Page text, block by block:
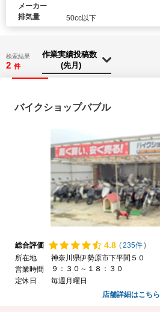
メーカー
排気量
50cc以下
検索結果
2 件
バイクショップバブル
総合評価 4.8 (235件)
所在地
神奈川県伊勢原市下平間５０
営業時間
９：３０～１８：３０
定休日
毎週月曜日
店舗詳細はこちら